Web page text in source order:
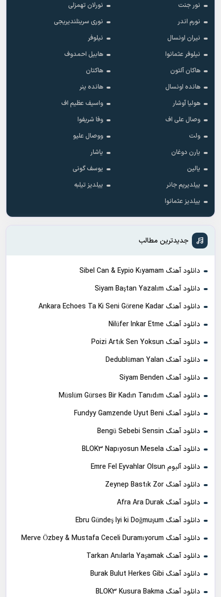
نور جنت
نورلان تهمزلی
نورم اندر
نوری سرینلندیریجی
نیران اونسال
نیلوفر
نیلوفر عثمانوا
هابیل احمدوف
هاکان آلتون
هاکتان
هانده اونسال
هانده ینر
هولیا آوشار
واسیف عظیم اف
وصال علی اف
وفا شریفوا
ولت
ووصال علیو
یارن دوغان
یاشار
یالین
یوسف گونی
ییلدیریم جانر
ییلدیز تیلبه
ییلدیز عثمانوا
جدیدترین مطالب
دانلود آهنگ Sibel Can & Eypio Kıyamam
دانلود آهنگ Siyam Baştan Yazalım
دانلود آهنگ Ankara Echoes Ta Ki Seni Görene Kadar
دانلود آهنگ Nilüfer Inkar Etme
دانلود آهنگ Poizi Artık Sen Yoksun
دانلود آهنگ Dedublüman Yalan
دانلود آهنگ Siyam Benden
دانلود آهنگ Müslüm Gürses Bir Kadın Tanıdım
دانلود آهنگ Fundyy Gamzende Uyut Beni
دانلود آهنگ Bengü Sebebi Sensin
دانلود آهنگ BLOK3 Napıyosun Mesela
دانلود آلبوم Emre Fel Eyvahlar Olsun
دانلود آهنگ Zeynep Bastık Zor
دانلود آهنگ Afra Ara Durak
دانلود آهنگ Ebru Gündeş Iyi ki Doğmuşum
دانلود آهنگ Merve Özbey & Mustafa Ceceli Duramıyorum
دانلود آهنگ Tarkan Anılarla Yaşamak
دانلود آهنگ Burak Bulut Herkes Gibi
دانلود آهنگ BLOK3 Kusura Bakma